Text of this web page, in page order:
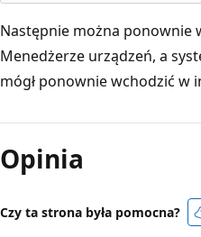
Następnie można ponownie
Menedżerze urządzeń, a
mógł ponownie wchodzić w
odczytu
wyłączony
Opinia
Czy ta strona była pomocna?